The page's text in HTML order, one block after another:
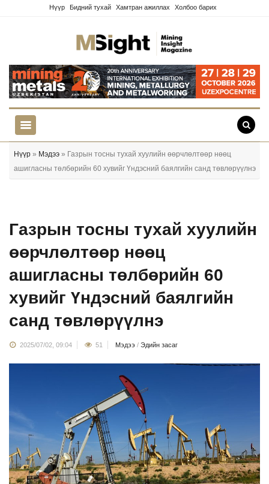
Нүүр Бидний тухай Хамтран ажиллах Холбоо барих
Нүүр » Мэдээ » Газрын тосны тухай хуулийн өөрчлөлтөөр нөөц
ашигласны төлбөрийн 60 хувийг Үндэсний баялгийн санд төвлөрүүлнэ
Газрын тосны тухай хуулийн
өөрчлөлтөөр нөөц
ашигласны төлбөрийн 60
хувийг Үндэсний баялгийн
санд төвлөрүүлнэ
2025/07/02, 09:04 51 Мэдээ / Эдийн засаг